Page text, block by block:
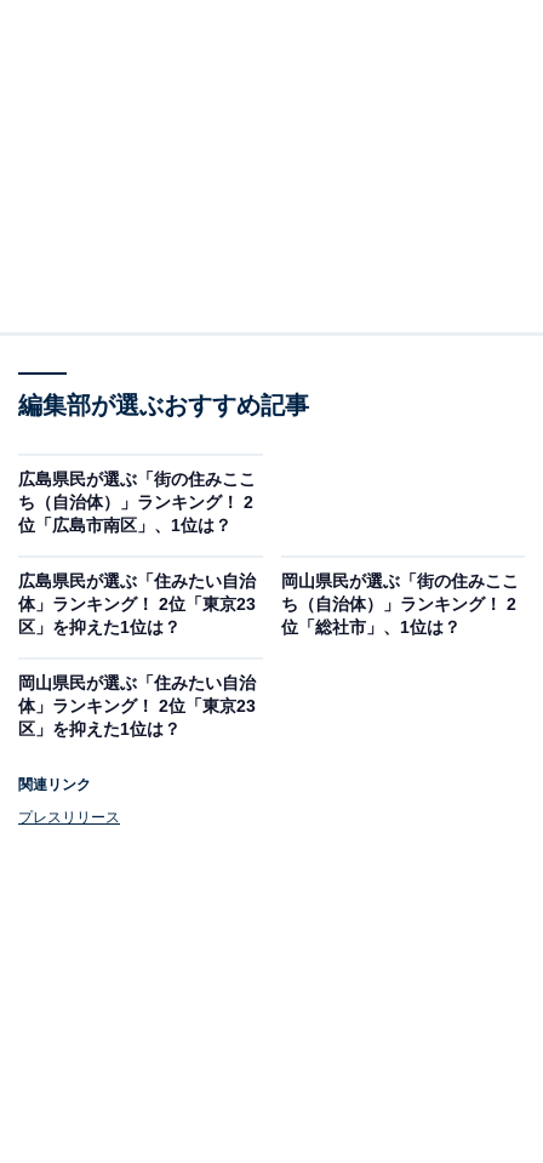
ども園から中学校までが整備され、子どもたちの成長を
支援しています。さらに、町全体を学びの場と捉える
です。
編集部が選ぶおすすめ記事
広島県民が選ぶ「街の住みここ
ち（自治体）」ランキング！ 2
位「広島市南区」、1位は？
広島県民が選ぶ「住みたい自治
体」ランキング！ 2位「東京23
区」を抑えた1位は？
岡山県民が選ぶ「街の住みここ
ち（自治体）」ランキング！ 2
位「総社市」、1位は？
岡山県民が選ぶ「住みたい自治
体」ランキング！ 2位「東京23
区」を抑えた1位は？
関連リンク
プレスリリース